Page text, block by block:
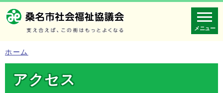
メニュー
ホーム
アクセス